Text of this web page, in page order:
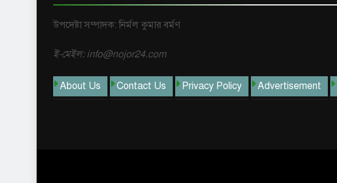
উপদেষ্টা সম্পাদক: নির্মল কুমার বর্মণ
ই-মেইল: info@nojor24.com
About Us Contact Us Privacy Policy Advertisement